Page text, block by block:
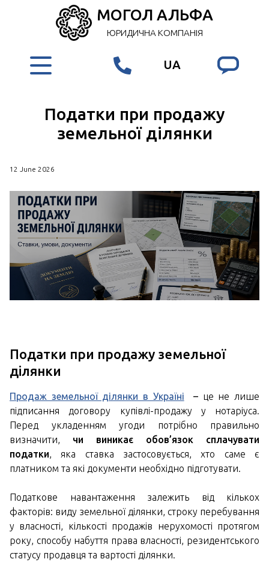
МОГОЛ АЛЬФА
ЮРИДИЧНА КОМПАНІЯ
UA
Податки при продажу
земельної ділянки
12 June 2026
Податки при продажу земельної
ділянки
Продаж земельної ділянки в Україні – це не лише
підписання договору купівлі-продажу у нотаріуса.
Перед укладенням угоди потрібно правильно
визначити, чи виникає обов’язок сплачувати
податки, яка ставка застосовується, хто саме є
платником та які документи необхідно підготувати.
Податкове навантаження залежить від кількох
факторів: виду земельної ділянки, строку перебування
у власності, кількості продажів нерухомості протягом
року, способу набуття права власності, резидентського
статусу продавця та вартості ділянки.